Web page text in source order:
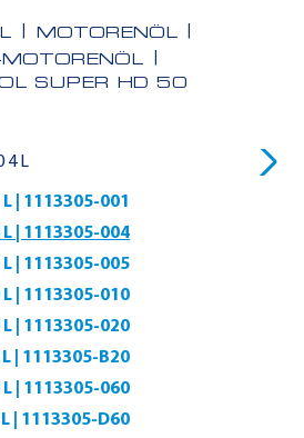
MOTORENÖL
SUPER HD 50
L | 1113305-001
L | 1113305-004
L | 1113305-005
L | 1113305-010
L | 1113305-020
L | 1113305-B20
L | 1113305-060
| 1113305-D60